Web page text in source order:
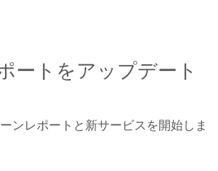
ートをアップデート
ンレポートと新サービスを開始しま